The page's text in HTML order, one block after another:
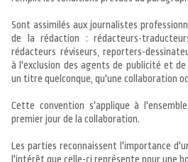
Sont assimilés aux journalistes
de la rédaction : rédacteurs-
rédacteurs réviseurs, reporters-
à l'exclusion des agents de publicité et
un titre quelconque, qu'une collaboration
Cette convention s'applique à
premier jour de la collaboration.
Les parties reconnaissent l'importance
l'intérêt que celle-ci représente pour une